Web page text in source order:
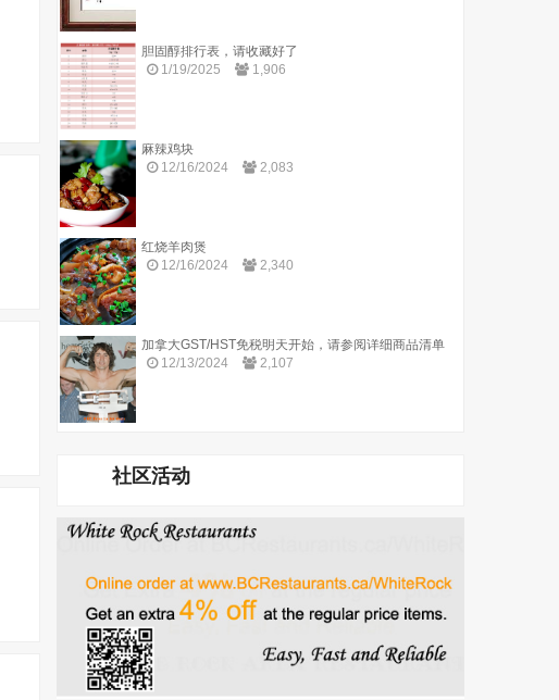
胆固醇排行表，请收藏好了
1/19/2025
1,906
麻辣鸡块
12/16/2024
2,083
红烧羊肉煲
12/16/2024
2,340
加拿大GST/HST免税明天开始，请参阅详细商品清单
12/13/2024
2,107
社区活动